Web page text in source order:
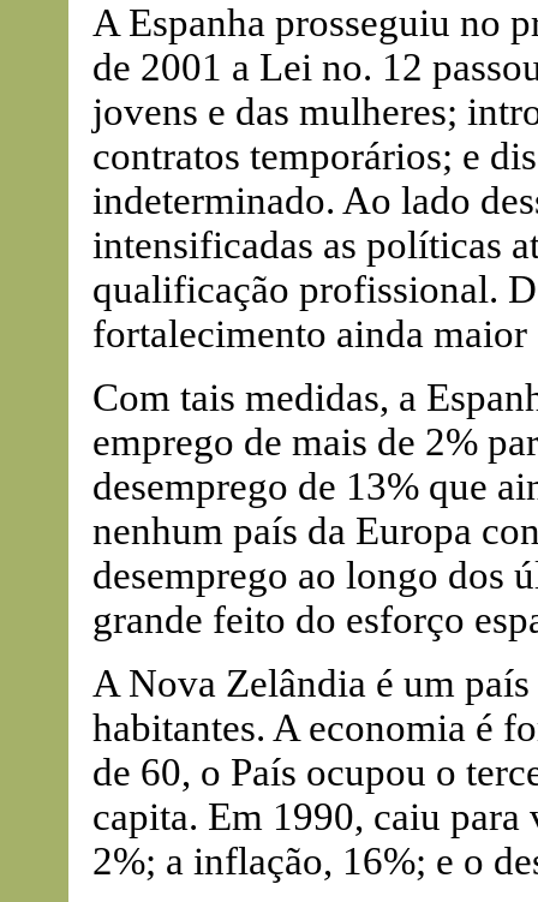
A Espanha prosseguiu no
de 2001 a Lei no. 12
jovens e das mulheres;
contratos temporários; e
indeterminado. Ao lado
intensificadas as políticas
qualificação profissional.
fortalecimento ainda
Com tais medidas, a
emprego de mais de 2%
desemprego de 13% que
nenhum país da Europa
desemprego ao longo dos
grande feito do esforço
A Nova Zelândia é um
habitantes. A economia é
de 60, o País ocupou o
capita. Em 1990, caiu
2%; a inflação, 16%; e o